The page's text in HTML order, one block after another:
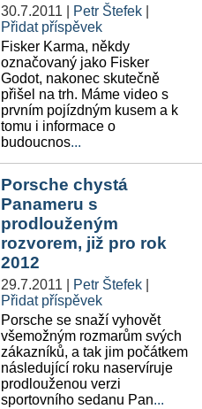
30.7.2011 Petr Štefek
Přidat příspěvek
Fisker Karma, někdy
označovaný jako Fisker
Godot, nakonec skutečně
přišel na trh. Máme video s
prvním pojízdným kusem a k
tomu i informace o
budoucnos...
Porsche chystá
Panameru s
prodlouženým
rozvorem, již pro rok
2012
29.7.2011 Petr Štefek
Přidat příspěvek
Porsche se snaží vyhovět
všemožným rozmarům svých
zákazníků, a tak jim počátkem
následující roku naservíruje
prodlouženou verzi
sportovního sedanu Pan...